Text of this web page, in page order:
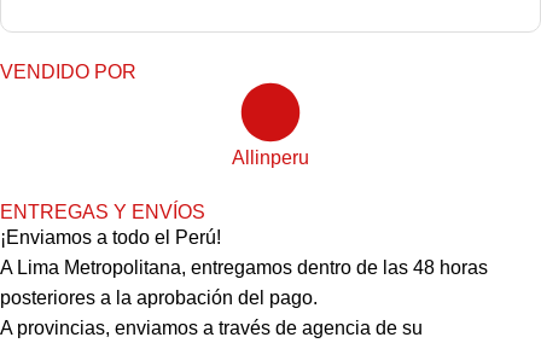
VENDIDO POR
Allinperu
ENTREGAS Y ENVÍOS
¡Enviamos a todo el Perú!
A Lima Metropolitana, entregamos dentro de las 48 horas
posteriores a la aprobación del pago.
A provincias, enviamos a través de agencia de su